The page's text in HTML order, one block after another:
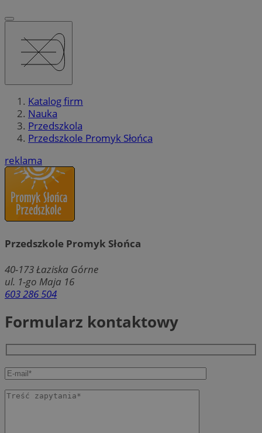
Katalog firm
Nauka
Przedszkola
Przedszkole Promyk Słońca
reklama
Przedszkole Promyk Słońca
40-173Łaziska Górne
ul. 1-go Maja 16
603 286 504
Formularz kontaktowy